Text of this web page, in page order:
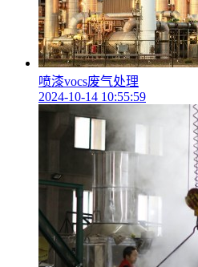
喷漆vocs废气处理
2024-10-14 10:55:59